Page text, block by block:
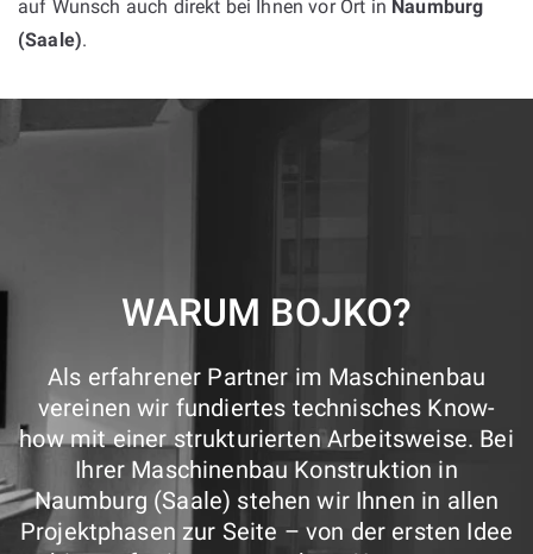
auf Wunsch auch direkt bei Ihnen vor Ort in Naumburg
(Saale).
WARUM BOJKO?
Als erfahrener Partner im Maschinenbau
vereinen wir fundiertes technisches Know-
how mit einer strukturierten Arbeitsweise. Bei
Ihrer Maschinenbau Konstruktion in
Naumburg (Saale) stehen wir Ihnen in allen
Projektphasen zur Seite – von der ersten Idee